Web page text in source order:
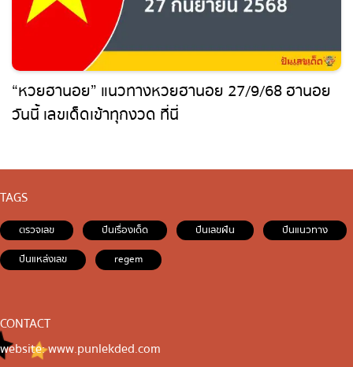
“หวยฮานอย” แนวทางหวยฮานอย 27/9/68 ฮานอย
วันนี้ เลขเด็ดเข้าทุกงวด ที่นี่
TAGS
ตรวจเลข ปันเรื่องเด็ด ปันเลขฝัน
ปันแนวทาง
ปันแหล่งเลข
regem
CONTACT
website: www.punlekded.com